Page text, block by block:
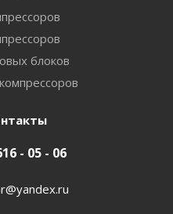
блоков
- 05 - 06